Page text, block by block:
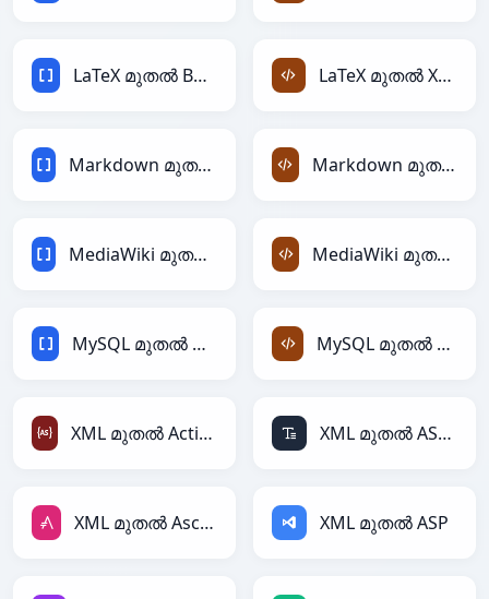
LaTeX മുതൽ BBCode LaTeX മുതൽ XML
Markdown മുതൽ BBCode Markdown മുതൽ XML
MediaWiki മുതൽ BBCode MediaWiki മുതൽ XML
MySQL മുതൽ BBCode MySQL മുതൽ XML
XML മുതൽ ActionScript XML മുതൽ ASCII
XML മുതൽ AsciiDoc XML മുതൽ ASP